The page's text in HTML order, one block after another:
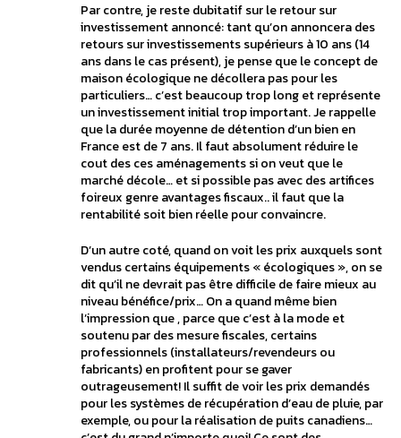
Par contre, je reste dubitatif sur le retour sur
investissement annoncé: tant qu’on annoncera des
retours sur investissements supérieurs à 10 ans (14
ans dans le cas présent), je pense que le concept de
maison écologique ne décollera pas pour les
particuliers… c’est beaucoup trop long et représente
un investissement initial trop important. Je rappelle
que la durée moyenne de détention d’un bien en
France est de 7 ans. Il faut absolument réduire le
cout des ces aménagements si on veut que le
marché décole… et si possible pas avec des artifices
foireux genre avantages fiscaux.. il faut que la
rentabilité soit bien réelle pour convaincre.
D’un autre coté, quand on voit les prix auxquels sont
vendus certains équipements « écologiques », on se
dit qu’il ne devrait pas être difficile de faire mieux au
niveau bénéfice/prix… On a quand même bien
l’impression que , parce que c’est à la mode et
soutenu par des mesure fiscales, certains
professionnels (installateurs/revendeurs ou
fabricants) en profitent pour se gaver
outrageusement! Il suffit de voir les prix demandés
pour les systèmes de récupération d’eau de pluie, par
exemple, ou pour la réalisation de puits canadiens…